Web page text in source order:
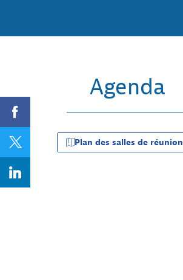
Agenda
Plan des salles de réunion